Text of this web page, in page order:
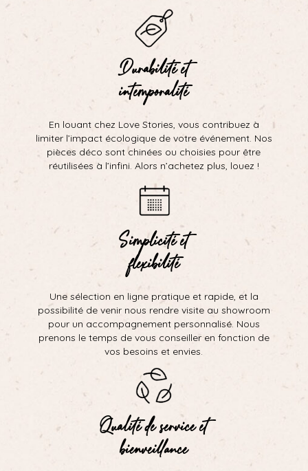
Durabilité et
intemporalité
En louant chez Love Stories, vous contribuez à
limiter l’impact écologique de votre événement. Nos
pièces déco sont chinées ou choisies pour être
réutilisées à l’infini. Alors n’achetez plus, louez !
Simplicité et
flexibilité
Une sélection en ligne pratique et rapide, et la
possibilité de venir nous rendre visite au showroom
pour un accompagnement personnalisé. Nous
prenons le temps de vous conseiller en fonction de
vos besoins et envies.
Qualité de service et
bienveillance